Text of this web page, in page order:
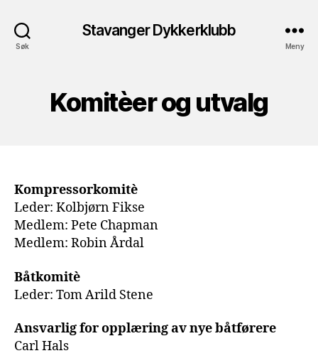
Søk
Stavanger Dykkerklubb
Meny
Komitèer og utvalg
Kompressorkomitè
Leder: Kolbjørn Fikse
Medlem: Pete Chapman
Medlem: Robin Årdal
Båtkomitè
Leder: Tom Arild Stene
Ansvarlig for opplæring av nye båtførere
Carl Hals